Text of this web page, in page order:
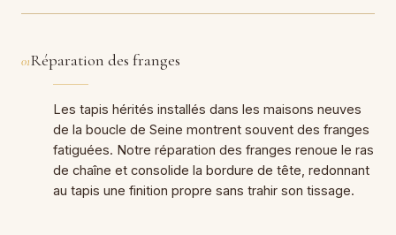
01Réparation des franges
Les tapis hérités installés dans les maisons neuves
de la boucle de Seine montrent souvent des franges
fatiguées. Notre réparation des franges renoue le ras
de chaîne et consolide la bordure de tête, redonnant
au tapis une finition propre sans trahir son tissage.